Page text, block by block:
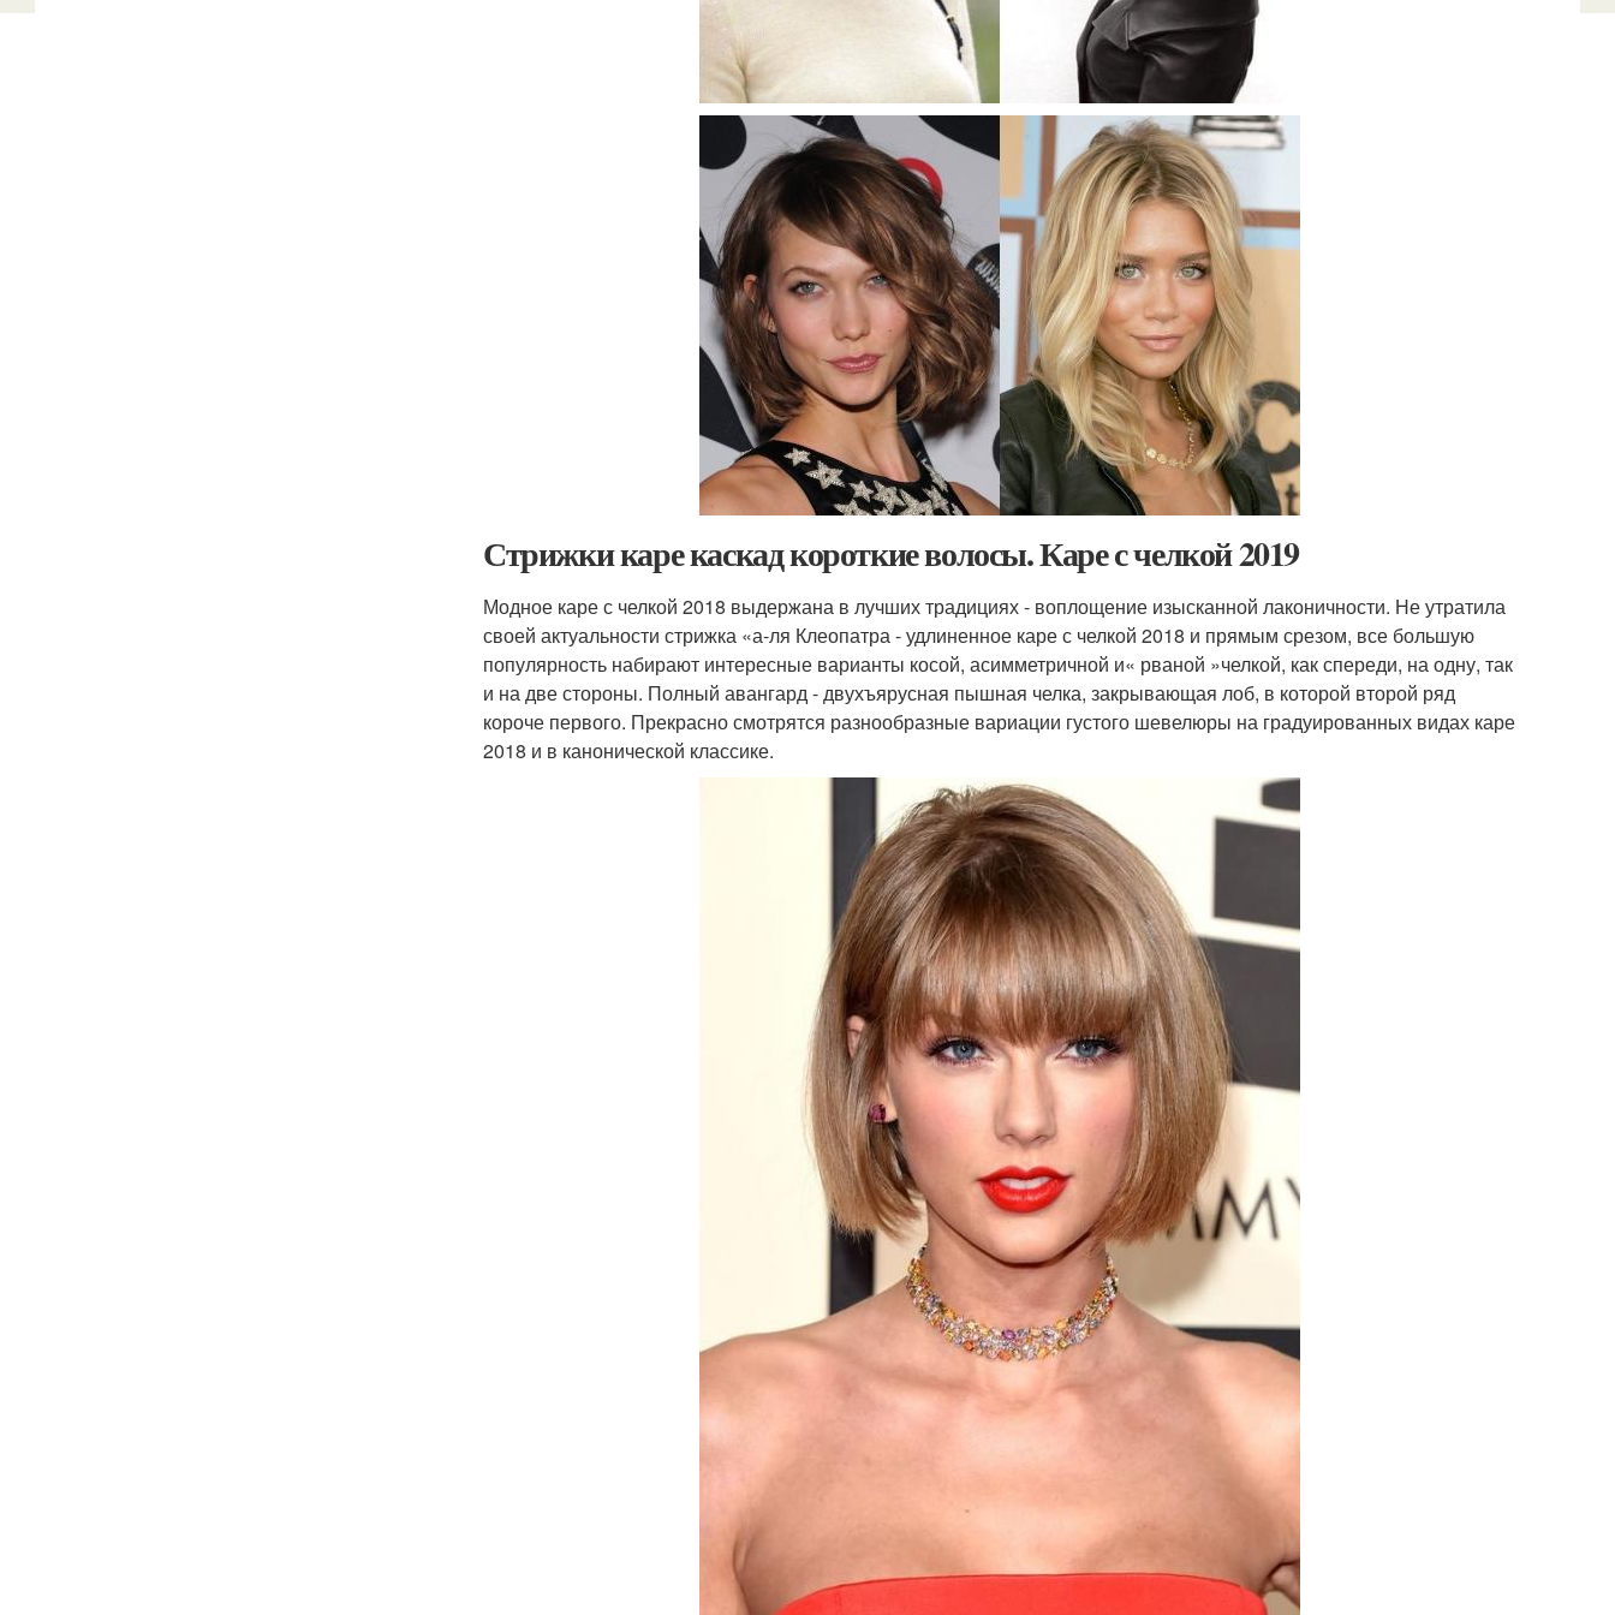
Стрижки каре каскад короткие волосы. Каре с челкой 2019
Модное каре с челкой 2018 выдержана в лучших традициях - воплощение изысканной лаконичности. Не утратила
своей актуальности стрижка «а-ля Клеопатра - удлиненное каре с челкой 2018 и прямым срезом, все большую
популярность набирают интересные варианты косой, асимметричной и« рваной »челкой, как спереди, на одну, так
и на две стороны. Полный авангард - двухъярусная пышная челка, закрывающая лоб, в которой второй ряд
короче первого. Прекрасно смотрятся разнообразные вариации густого шевелюры на градуированных видах каре
2018 и в канонической классике.